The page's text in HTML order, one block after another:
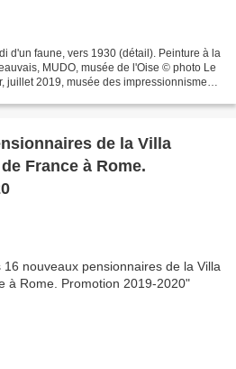
d'un faune, vers 1930 (détail). Peinture à la
MUDO, musée de l'Oise © photo Le
juillet 2019, musée des impressionnismes,
de la Villa
France à Rome.